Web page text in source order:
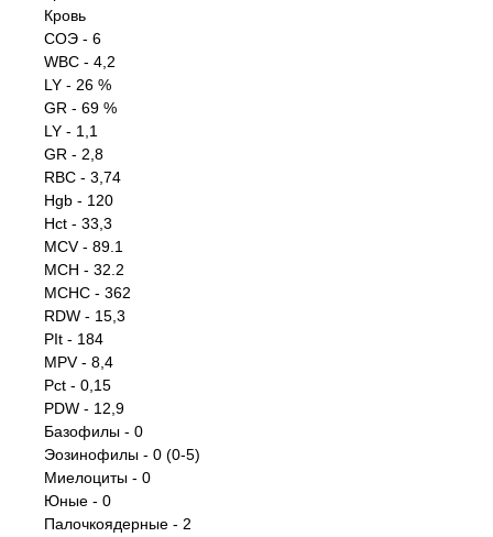
Кровь
СОЭ - 6
WBC - 4,2
LY - 26 %
GR - 69 %
LY - 1,1
GR - 2,8
RBC - 3,74
Hgb - 120
Hct - 33,3
MCV - 89.1
MCH - 32.2
MCHC - 362
RDW - 15,3
PIt - 184
MPV - 8,4
Pct - 0,15
PDW - 12,9
Базофилы - 0
Эозинофилы - 0 (0-5)
Миелоциты - 0
Юные - 0
Палочкоядерные - 2